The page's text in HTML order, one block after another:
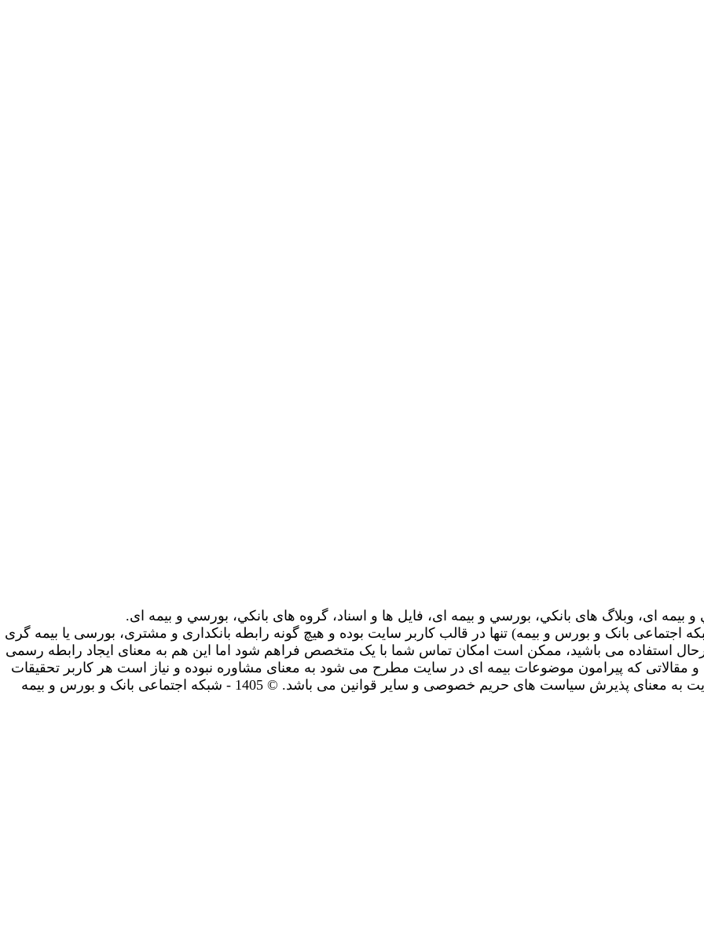
بیمه ای، وبلاگ های بانکي، بورسي و بیمه ای، فایل ها و اسناد، گروه های بانکي، بورسي و بیمه ای.
بانک و بورس و بیمه) تنها در قالب کاربر سایت بوده و هیچ گونه رابطه بانکداری و مشتری، بورسی یا بیمه گری
استفاده می باشید، ممکن است امکان تماس شما با یک متخصص فراهم شود اما این هم به معنای ایجاد رابطه رسمی
و مقالاتی که پیرامون موضوعات بیمه ای در سایت مطرح می شود به معنای مشاوره نبوده و نیاز است هر کاربر تحقیقات
و مشاوره های لازم را شخصا انجام دهد. استفاده شما از سایت به معنای پذیرش سیاست های حریم خصوصی و سایر قوانین می باشد. © 1405 - شبکه اجتماعی بانک و بورس و بیمه